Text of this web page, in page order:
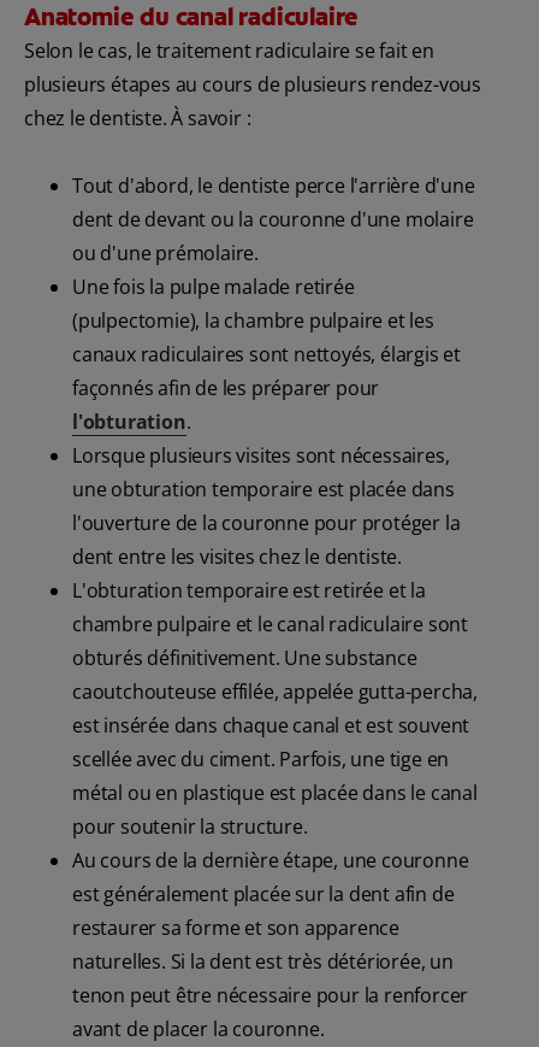
Anatomie du canal radiculaire
Selon le cas, le traitement radiculaire se fait en
plusieurs étapes au cours de plusieurs rendez-vous
chez le dentiste. À savoir :
Tout d'abord, le dentiste perce l'arrière d'une
dent de devant ou la couronne d'une molaire
ou d'une prémolaire.
Une fois la pulpe malade retirée
(pulpectomie), la chambre pulpaire et les
canaux radiculaires sont nettoyés, élargis et
façonnés afin de les préparer pour
l'obturation.
Lorsque plusieurs visites sont nécessaires,
une obturation temporaire est placée dans
l'ouverture de la couronne pour protéger la
dent entre les visites chez le dentiste.
L'obturation temporaire est retirée et la
chambre pulpaire et le canal radiculaire sont
obturés définitivement. Une substance
caoutchouteuse effilée, appelée gutta-percha,
est insérée dans chaque canal et est souvent
scellée avec du ciment. Parfois, une tige en
métal ou en plastique est placée dans le canal
pour soutenir la structure.
Au cours de la dernière étape, une couronne
est généralement placée sur la dent afin de
restaurer sa forme et son apparence
naturelles. Si la dent est très détériorée, un
tenon peut être nécessaire pour la renforcer
avant de placer la couronne.